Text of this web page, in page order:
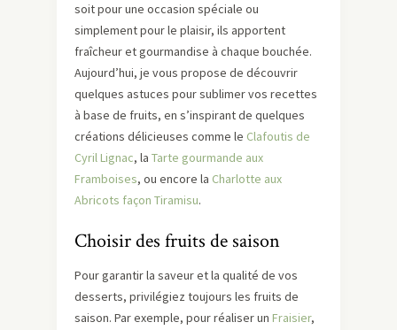
soit pour une occasion spéciale ou
simplement pour le plaisir, ils apportent
fraîcheur et gourmandise à chaque bouchée.
Aujourd’hui, je vous propose de découvrir
quelques astuces pour sublimer vos recettes
à base de fruits, en s’inspirant de quelques
créations délicieuses comme le Clafoutis de
Cyril Lignac, la Tarte gourmande aux
Framboises, ou encore la Charlotte aux
Abricots façon Tiramisu.
Choisir des fruits de saison
Pour garantir la saveur et la qualité de vos
desserts, privilégiez toujours les fruits de
saison. Par exemple, pour réaliser un Fraisier,